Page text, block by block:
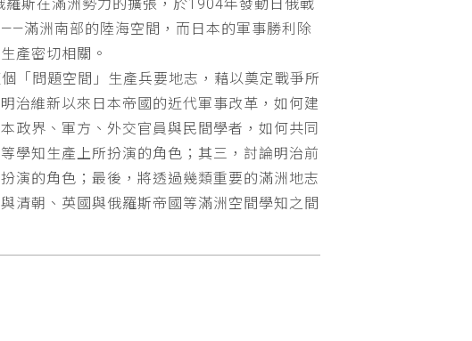
斯在滿洲勢力的擴張，於1904年發動日俄戰
滿洲南部的陸海空間，而日本的軍事勝利除
產密切相關。
「問題空間」生產兵要地志，藉以奠定戰爭所
治維新以來日本帝國的近代軍事改革，如何建
政界、軍方、外交官員與民間學者，如何共同
學知生產上所扮演的角色；其三，討論明治前
演的角色；最後，將透過幾類重要的滿洲地志
清朝、英國與俄羅斯帝國等滿洲空間學知之間